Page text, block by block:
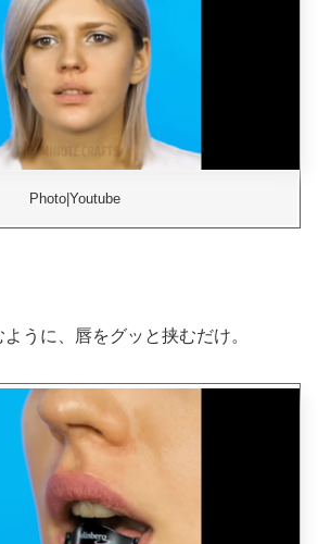
Photo|Youtube
うに、唇をグッと挟むだけ。